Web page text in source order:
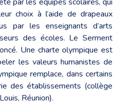
choix à l’aide de drapeaux
par les enseignants d’arts
des écoles. Le Serment
Une charte olympique est
les valeurs humanistes de
remplace, dans certains
des établissements (collège
Réunion).